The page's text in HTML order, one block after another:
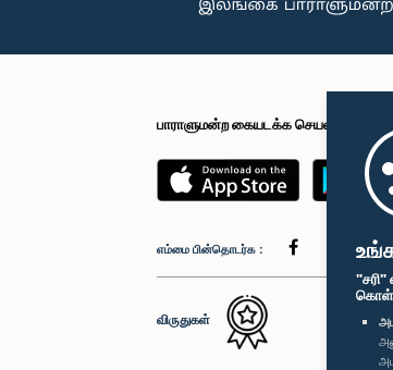
பாராளுமன்ற கையடக்க செயலி
எம்மை பின்தொடர்க :
விருதுகள்